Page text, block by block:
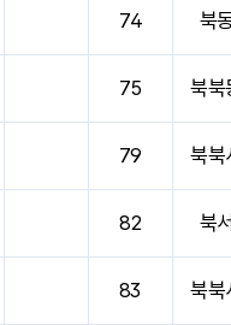
74 북
75 북북
79 북북
82 북서
83 북북